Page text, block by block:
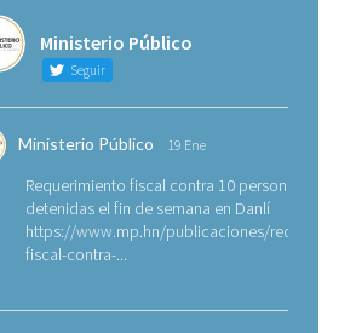
Ministerio Público
Seguir
Ministerio Público 19 Ene
Requerimiento fiscal contra 10 personas
detenidas el fin de semana en Danlí
https://www.mp.hn/publicaciones/
fiscal-contra-...